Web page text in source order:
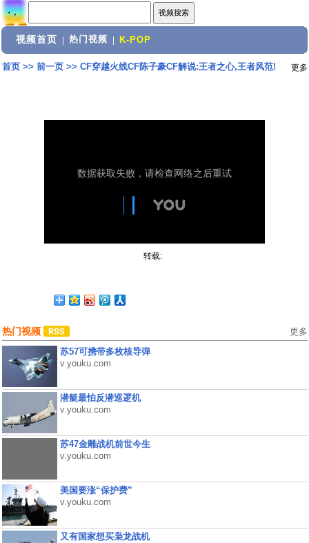
视频首页 热门视频 K-POP
首页>> 前一页>> CF穿越火线CF陈子豪CF解说:王者之心,王者风范! 更多
转载:
热门视频 更多
苏57可携带多枚核导弹
v.youku.com
潜艇最怕反潜巡逻机
v.youku.com
苏47金雕战机前世今生
v.youku.com
美国要涨“保护费”
v.youku.com
又有国家想买枭龙战机